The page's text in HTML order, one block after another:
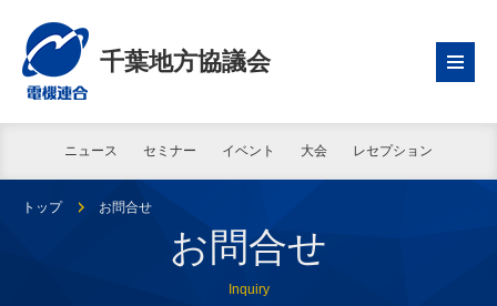
千葉地方協議会
ニュース セミナー イベント 大会 レセプション
トップ お問合せ
お問合せ
Inquiry